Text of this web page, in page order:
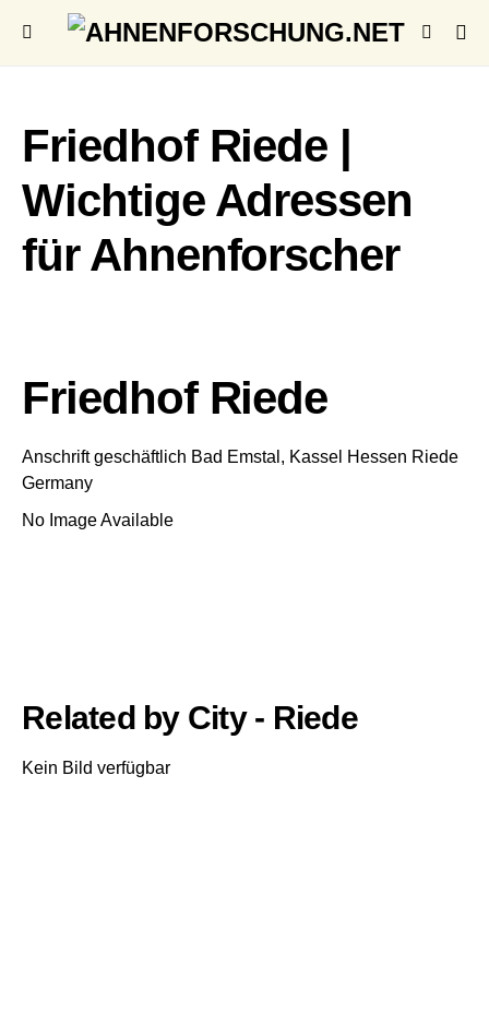
Friedhof Riede |
Wichtige Adressen
für Ahnenforscher
Friedhof Riede
Anschrift geschäftlich Bad Emstal, Kassel Hessen Riede
Germany
No Image Available
Related by City - Riede
Kein Bild verfügbar